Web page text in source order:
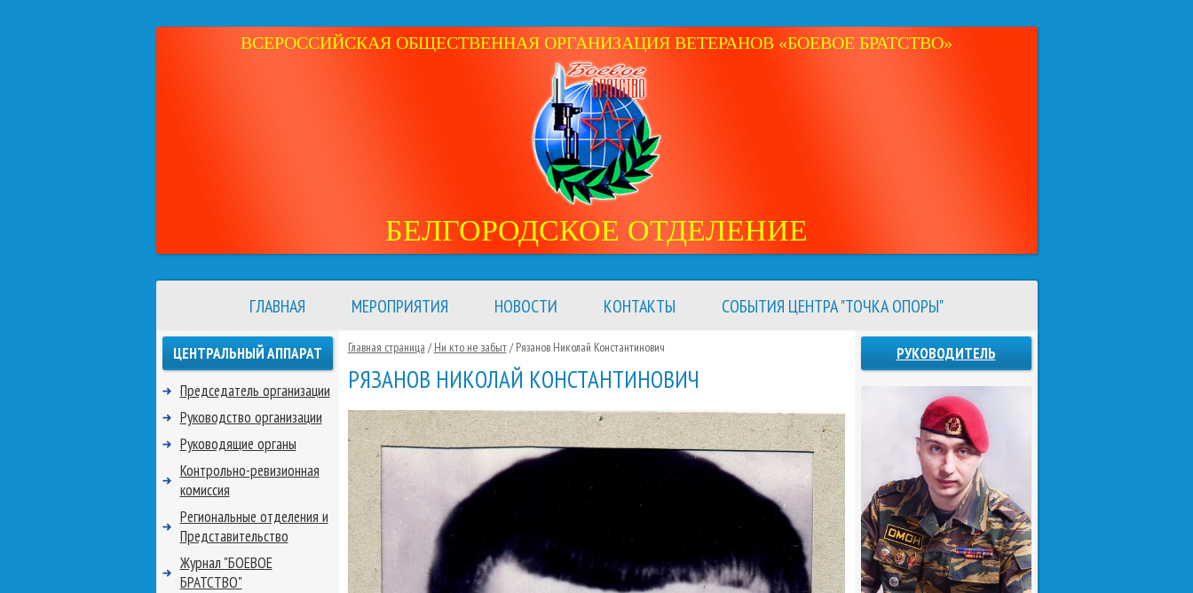
ВСЕРОССИЙСКАЯ ОБЩЕСТВЕННАЯ ОРГАНИЗАЦИЯ ВЕТЕРАНОВ «БОЕВОЕ БРАТСТВО»
БЕЛГОРОДСКОЕ ОТДЕЛЕНИЕ
ГЛАВНАЯ МЕРОПРИЯТИЯ НОВОСТИ КОНТАКТЫ СОБЫТИЯ ЦЕНТРА "ТОЧКА ОПОРЫ"
Главная страница /Ни кто не забыт/Рязанов Николай Константинович
РЯЗАНОВ НИКОЛАЙ КОНСТАНТИНОВИЧ
ЦЕНТРАЛЬНЫЙ АППАРАТ
Председатель организации
Руководство организации
Руководящие органы
Контрольно-ревизионная
комиссия
Региональные отделения и
Представительство
Журнал "БОЕВОЕ
БРАТСТВО"
РУКОВОДИТЕЛЬ